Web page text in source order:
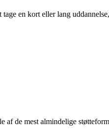
en kort eller lang
af de mest almindelige